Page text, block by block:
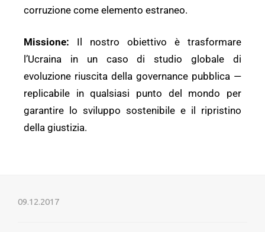
corruzione come elemento estraneo.
Missione: Il nostro obiettivo è trasformare
l’Ucraina in un caso di studio globale di
evoluzione riuscita della governance pubblica —
replicabile in qualsiasi punto del mondo per
garantire lo sviluppo sostenibile e il ripristino
della giustizia.
09.12.2017